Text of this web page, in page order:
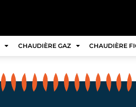
CHAUDIÈRE GAZ CHAUDIÈRE